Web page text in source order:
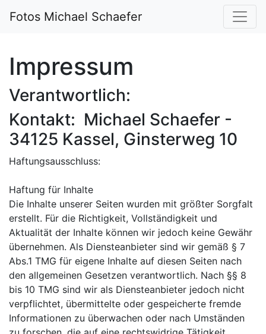
Fotos Michael Schaefer
Impressum
Verantwortlich:
Kontakt: Michael Schaefer -
34125 Kassel, Ginsterweg 10
Haftungsausschluss:
Haftung für Inhalte
Die Inhalte unserer Seiten wurden mit größter Sorgfalt
erstellt. Für die Richtigkeit, Vollständigkeit und
Aktualität der Inhalte können wir jedoch keine Gewähr
übernehmen. Als Diensteanbieter sind wir gemäß § 7
Abs.1 TMG für eigene Inhalte auf diesen Seiten nach
den allgemeinen Gesetzen verantwortlich. Nach §§ 8
bis 10 TMG sind wir als Diensteanbieter jedoch nicht
verpflichtet, übermittelte oder gespeicherte fremde
Informationen zu überwachen oder nach Umständen